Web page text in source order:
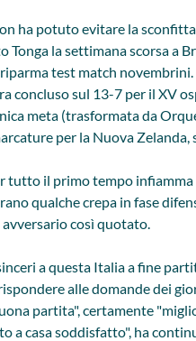
ha potuto evitare la
Tonga la settimana scorsa a
test match novembrini.
concluso sul 13-7 per il XV
meta (trasformata da
per la Nuova
tutto il primo tempo
qualche crepa in fase
così quotato.
a questa Italia a fine
alle domande dei
partita", certamente
a casa soddisfatto", ha